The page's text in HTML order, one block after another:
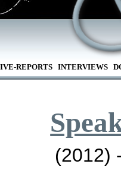
REPORTS INTERVIEWS
(2012)